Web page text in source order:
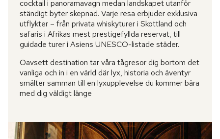
cocktail i panoramavagn medan landskapet utanför
ständigt byter skepnad. Varje resa erbjuder exklusiva
utflykter – från privata whiskyturer i Skottland och
safaris i Afrikas mest prestigefyllda reservat, till
guidade turer i Asiens UNESCO-listade städer.
Oavsett destination tar våra tågresor dig bortom det
vanliga och in i en värld där lyx, historia och äventyr
smälter samman till en lyxupplevelse du kommer bära
med dig väldigt länge